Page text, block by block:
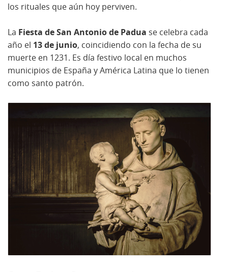
los rituales que aún hoy perviven.
La Fiesta de San Antonio de Padua se celebra cada
año el 13 de junio, coincidiendo con la fecha de su
muerte en 1231. Es día festivo local en muchos
municipios de España y América Latina que lo tienen
como santo patrón.